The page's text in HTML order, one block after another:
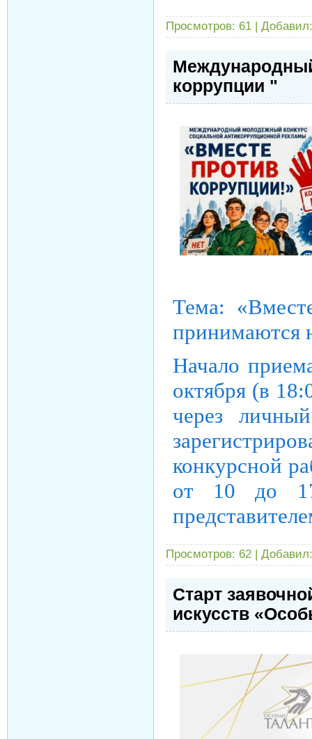
Просмотров: 61 | Добавил:
коррупции "
Тема:
принимаются
Начало
октября (в
через
конкурсной
от 10 до 17
Просмотров: 62 | Добавил:
Cтарт
искусств